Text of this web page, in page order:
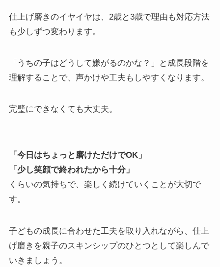
仕上げ磨きのイヤイヤは、2歳と3歳で理由も対応方法
も少しずつ変わります。
「うちの子はどうして嫌がるのかな？」と成長段階を
理解することで、声かけや工夫もしやすくなります。
完璧にできなくても大丈夫。
「今日はちょっと磨けただけでOK」
「少し笑顔で終われたから十分」
くらいの気持ちで、楽しく続けていくことが大切で
す。
子どもの成長に合わせた工夫を取り入れながら、仕上
げ磨きを親子のスキンシップのひとつとして楽しんで
いきましょう。